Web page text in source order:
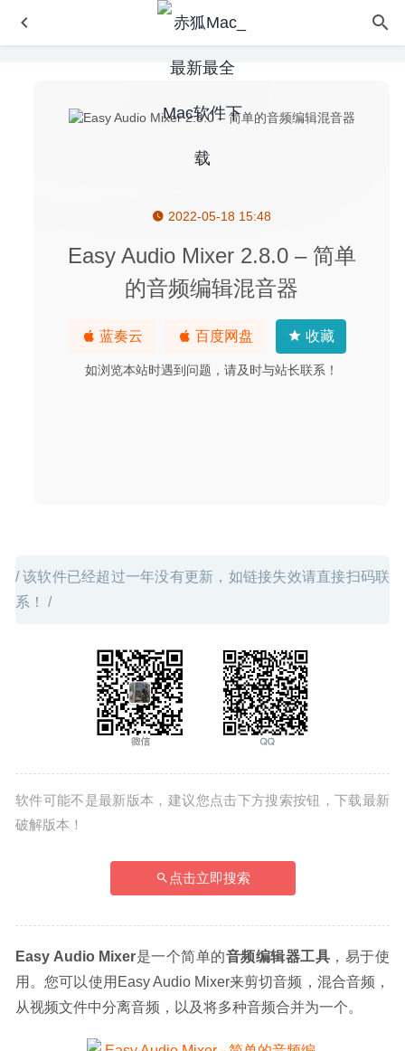
2022-05-18 15:48
Easy Audio Mixer 2.8.0 – 简单
的音频编辑混音器
蓝奏云 百度网盘 收藏
如浏览本站时遇到问题，请及时与站长联系！
/ 该软件已经超过一年没有更新，如链接失效请直接扫码联
系！ /
软件可能不是最新版本，建议您点击下方搜索按钮，下载最新
破解版本！
点击立即搜索
Easy Audio Mixer是一个简单的音频编辑器工具 ，易于使
用。您可以使用Easy Audio Mixer来剪切音频，混合音频，
从视频文件中分离音频，以及将多种音频合并为一个。
USBclean 4.5.2 – 简单易用的U盘清理工具
Wirecast Pro 13.1.1 – 专业摄像直播视频工具 2020-04-24
DMG Canvas 3.0.11 – 磁盘映像DMG打包制作工具 2020-
Adobe Acrobat Pro DC 2020.012.20041 中文版-非常优秀